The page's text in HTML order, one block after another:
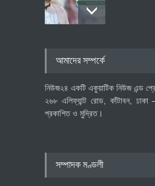
আমাদের সম্পর্কে
নিউজ২৪ একটি একুয়াটিক নিউজ এন্ড
২৬৮ এলিফ্যান্ট রোড, কাঁটাবন, ঢাকা
প্রকাশিত ও মুদ্রিত।
সম্পাদক মণ্ডলী